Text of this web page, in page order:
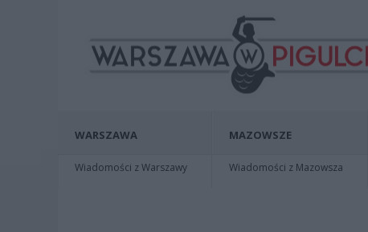
WARSZAWA
Wiadomości z Warszawy
MAZOWSZE
Wiadomości z Mazowsza